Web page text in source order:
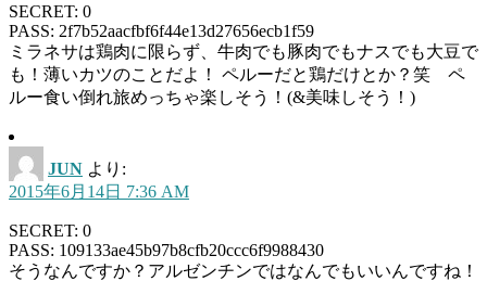
SECRET: 0
PASS: 2f7b52aacfbf6f44e13d27656ecb1f59
ミラネサは鶏肉に限らず、牛肉でも豚肉でもナスでも大豆で
も！薄いカツのことだよ！ ペルーだと鶏だけとか？笑 ペ
ルー食い倒れ旅めっちゃ楽しそう！(&美味しそう！)
JUN より:
2015年6月14日 7:36 AM
SECRET: 0
PASS: 109133ae45b97b8cfb20ccc6f9988430
そうなんですか？アルゼンチンではなんでもいいんですね！